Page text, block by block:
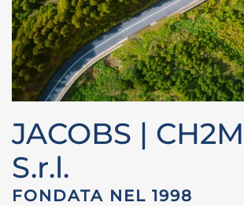
JACOBS |
S.r.l.
FONDATA NEL 1998